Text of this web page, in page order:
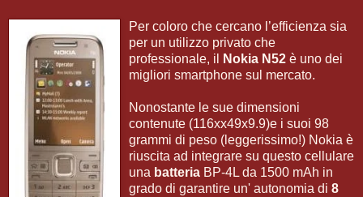
Per coloro che cercano l’efficienza sia
per un utilizzo privato che
professionale, il
Nokia N52 è uno dei
migliori smartphone sul mercato.
Nonostante le sue dimensioni
contenute (116xx49x9.9)e i suoi 98
grammi di peso (leggerissimo!) Nokia è
riuscita ad integrare su questo cellulare
una batteria BP-4L da 1500 mAh in
grado di garantire un' autonomia di 8